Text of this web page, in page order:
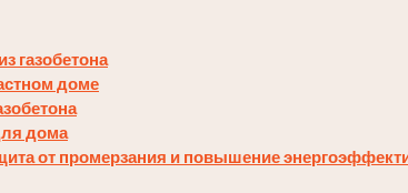
газобетона
доме
дома
от промерзания и повышение